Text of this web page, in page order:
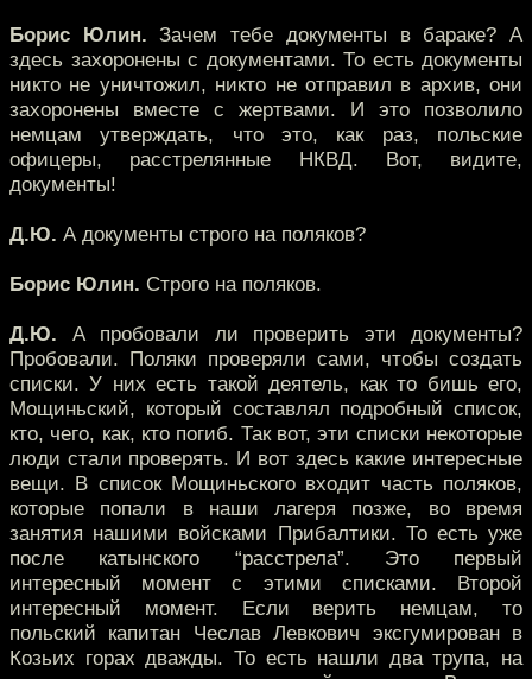
Борис Юлин. Зачем тебе документы в бараке? А
здесь захоронены с документами. То есть документы
никто не уничтожил, никто не отправил в архив, они
захоронены вместе с жертвами. И это позволило
немцам утверждать, что это, как раз, польские
офицеры, расстрелянные НКВД. Вот, видите,
документы!
Д.Ю. А документы строго на поляков?
Борис Юлин. Строго на поляков.
Д.Ю. А пробовали ли проверить эти документы?
Пробовали. Поляки проверяли сами, чтобы создать
списки. У них есть такой деятель, как то бишь его,
Мощиньский, который составлял подробный список,
кто, чего, как, кто погиб. Так вот, эти списки некоторые
люди стали проверять. И вот здесь какие интересные
вещи. В список Мощиньского входит часть поляков,
которые попали в наши лагеря позже, во время
занятия нашими войсками Прибалтики. То есть уже
после катынского “расстрела”. Это первый
интересный момент с этими списками. Второй
интересный момент. Если верить немцам, то
польский капитан Чеслав Левкович эксгумирован в
Козьих горах дважды. То есть нашли два трупа, на